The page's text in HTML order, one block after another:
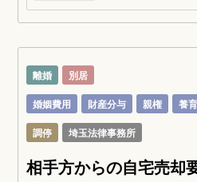
離婚
別居
婚姻費用
財産分与 親権 養
調停
埼玉法律事務所
相手方からの自宅売却